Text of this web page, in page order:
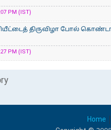
PM (IST)
திருவிழா போல்
PM (IST)
Home